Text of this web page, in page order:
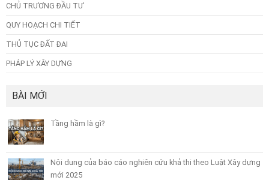
CHỦ TRƯƠNG ĐẦU TƯ
QUY HOẠCH CHI TIẾT
THỦ TỤC ĐẤT ĐAI
PHÁP LÝ XÂY DỰNG
BÀI MỚI
Tầng hầm là gì?
Nội dung của báo cáo nghiên cứu khả thi theo Luật Xây dựng
mới 2025